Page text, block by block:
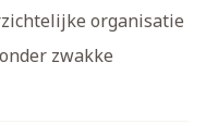
organisatie
zwakke